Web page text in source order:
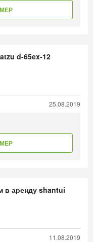
d-65ex-12
25.08.2019
в аренду shantui
11.08.2019